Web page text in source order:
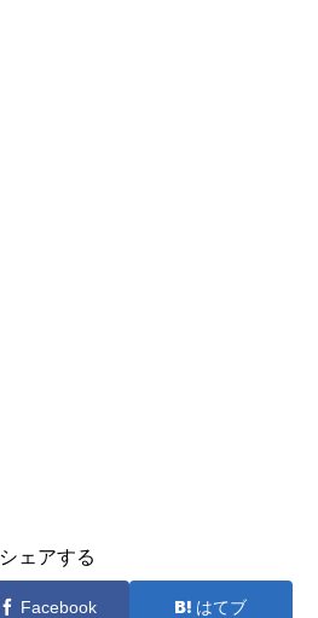
シェアする
Facebook はてブ